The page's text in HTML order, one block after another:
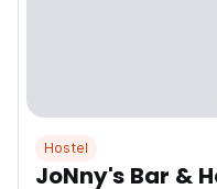
Hostel
JoNny's Bar &